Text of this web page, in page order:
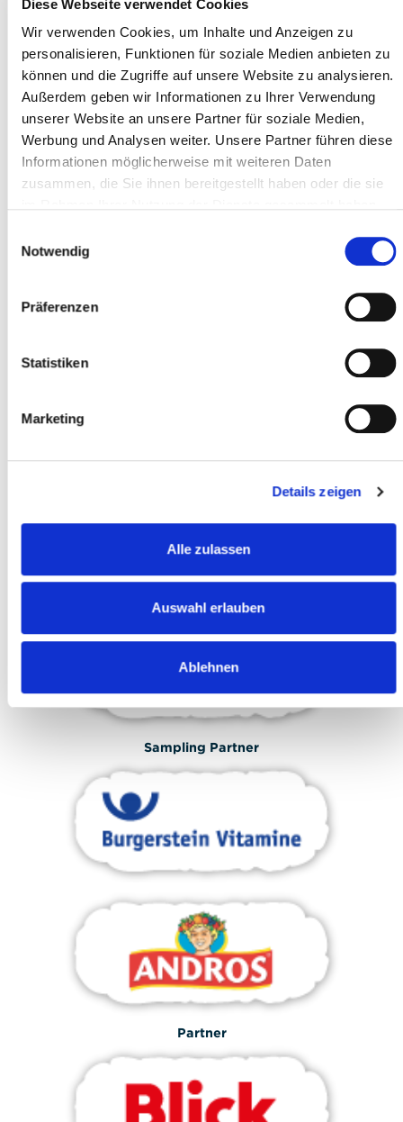
Diese Webseite verwendet Cookies
Wir verwenden Cookies, um Inhalte und Anzeigen zu
personalisieren, Funktionen für soziale Medien anbieten zu
können und die Zugriffe auf unsere Website zu analysieren.
Außerdem geben wir Informationen zu Ihrer Verwendung
unserer Website an unsere Partner für soziale Medien,
Werbung und Analysen weiter. Unsere Partner führen diese
Informationen möglicherweise mit weiteren Daten
zusammen, die Sie ihnen bereitgestellt haben oder die sie
Notwendig
Präferenzen
Statistiken
Marketing
Details zeigen
Alle zulassen
Auswahl erlauben
Ablehnen
Co-Sponsor
Sampling Partner
Partner